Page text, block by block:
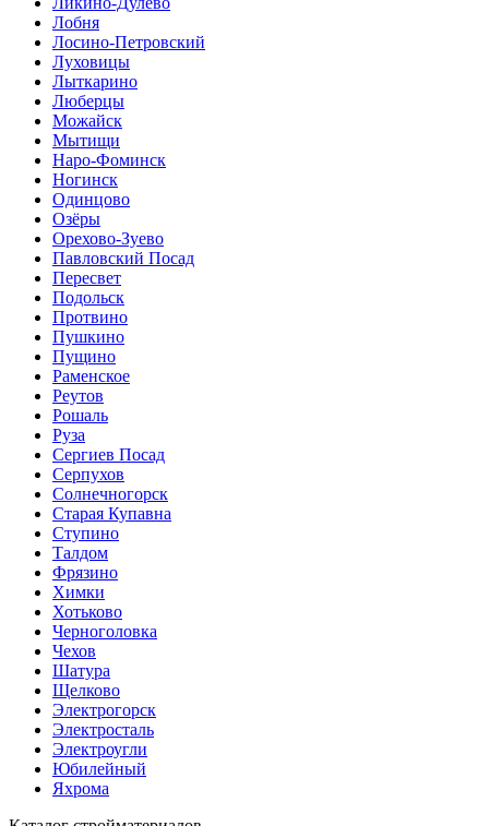
Лобня
Лосино-Петровский
Луховицы
Лыткарино
Люберцы
Можайск
Мытищи
Наро-Фоминск
Ногинск
Одинцово
Озёры
Орехово-Зуево
Павловский Посад
Пересвет
Подольск
Протвино
Пушкино
Пущино
Раменское
Реутов
Рошаль
Руза
Сергиев Посад
Серпухов
Солнечногорск
Старая Купавна
Ступино
Талдом
Фрязино
Химки
Хотьково
Черноголовка
Чехов
Шатура
Щелково
Электрогорск
Электросталь
Электроугли
Юбилейный
Яхрома